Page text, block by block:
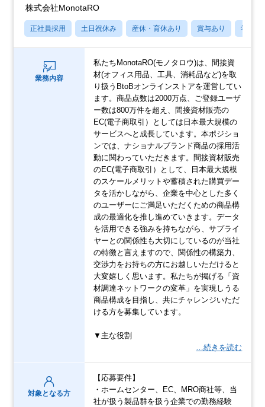
株式会社MonotaRO
正社員採用 土日祝休み 産休・育休あり 賞与あり 学歴不
業務内容
私たちMonotaRO(モノタロウ)は、間接資
材(オフィス用品、工具、消耗品など)を取
り扱うBtoBオンラインストアを運営してい
ます。商品点数は2000万点、ご登録ユーザ
ー数は800万件を超え、間接資材販売の
EC(電子商取引）としては日本最大規模の
サービスへと成長しています。本ポジショ
ンでは、ナショナルブランド商品の採用活
動に関わっていただきます。間接資材販売
のEC(電子商取引）として、日本最大規模
のスケールメリットや蓄積された購買デー
タを活かしながら、企業を中心とした多く
のユーザーにご満足いただくための商品構
成の最適化を推し進めていきます。データ
を活用できる強みを持ちながら、サプライ
ヤーとの関係性も大切にしているのが当社
の特徴と言えますので、関係性の構築力、
交渉力をお持ちの方にお越しいただけると
大変嬉しく思います。私たちが掲げる「資
材調達ネットワークの変革」を実現しうる
商品構成を目指し、共にチャレンジいただ
ける方を募集しています。
▼主な役割
…続きを読む
対象となる方
【応募要件】
・ホームセンター、EC、MRO商社等、当
社が扱う製品群を扱う企業での勤務経験